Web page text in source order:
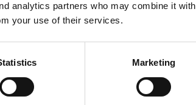
analytics partners who may combine it with
your use of their services.
Marketing